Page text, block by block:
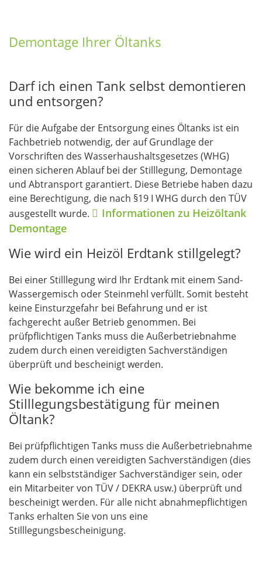
Demontage Ihrer Öltanks
Darf ich einen Tank selbst demontieren
und entsorgen?
Für die Aufgabe der Entsorgung eines Öltanks ist ein
Fachbetrieb notwendig, der auf Grundlage der
Vorschriften des Wasserhaushaltsgesetzes (WHG)
einen sicheren Ablauf bei der Stilllegung, Demontage
und Abtransport garantiert. Diese Betriebe haben dazu
eine Berechtigung, die nach §19 I WHG durch den TÜV
ausgestellt wurde.
Informationen zu Heizöltank
Demontage
Wie wird ein Heizöl Erdtank stillgelegt?
Bei einer Stilllegung wird Ihr Erdtank mit einem Sand-
Wassergemisch oder Steinmehl verfüllt. Somit besteht
keine Einsturzgefahr bei Befahrung und er ist
fachgerecht außer Betrieb genommen. Bei
prüfpflichtigen Tanks muss die Außerbetriebnahme
zudem durch einen vereidigten Sachverständigen
überprüft und bescheinigt werden.
Wie bekomme ich eine
Stilllegungsbestätigung für meinen
Öltank?
Bei prüfpflichtigen Tanks muss die Außerbetriebnahme
zudem durch einen vereidigten Sachverständigen (dies
kann ein selbstständiger Sachverständiger sein, oder
ein Mitarbeiter von TÜV / DEKRA usw.) überprüft und
bescheinigt werden. Für alle nicht abnahmepflichtigen
Tanks erhalten Sie von uns eine
Stilllegungsbescheinigung.